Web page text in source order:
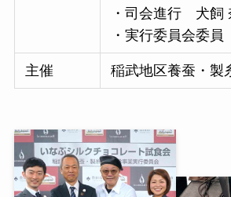
・司会進行 犬飼
・実行委員会委
主催 稲武地区養蚕・製